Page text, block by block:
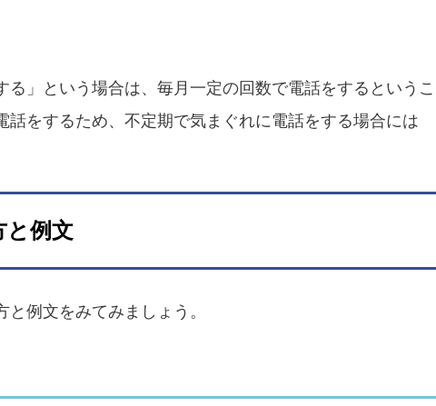
」という場合は、毎月一定の回数で電話をするというこ
話をするため、不定期で気まぐれに電話をする場合には
と例文
と例文をみてみましょう。